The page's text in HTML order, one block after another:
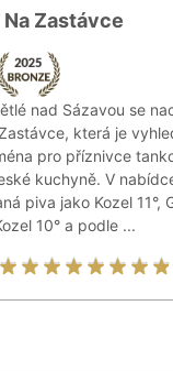
Zastávce
nad Sázavou se
která je
pro příznivce
kuchyně. V
piva jako Kozel 11°,
10° a podle ...